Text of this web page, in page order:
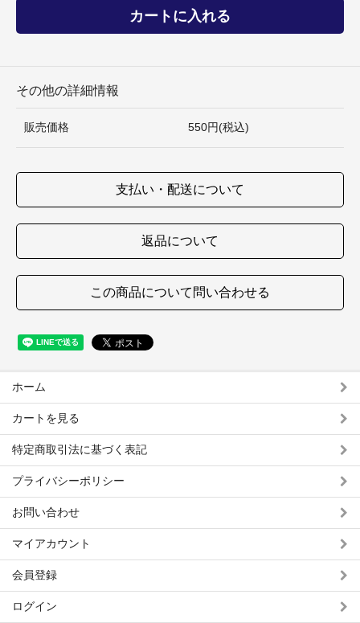
カートに入れる
その他の詳細情報
販売価格 550円(税込)
支払い・配送について
返品について
この商品について問い合わせる
ホーム
カートを見る
特定商取引法に基づく表記
プライバシーポリシー
お問い合わせ
マイアカウント
会員登録
ログイン